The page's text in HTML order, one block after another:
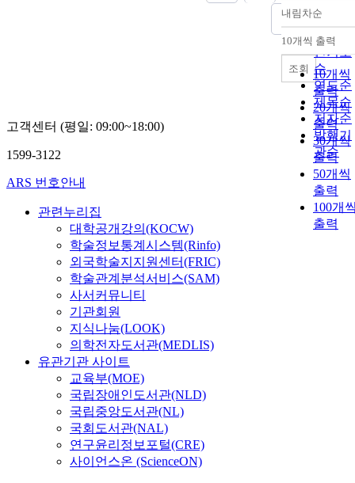
정확도
순
인기도
순
연도순
제목순
저자순
발행기
관순
내림차순
내림차
10개씩 출력
10개씩
출력
20개씩
출력
30개씩
출력
50개씩
출력
100개
출력
조회
고객센터 (평일: 09:00~18:00)
1599-3122
ARS 번호안내
관련누리집
대학공개강의(KOCW)
학술정보통계시스템(Rinfo)
외국학술지지원센터(FRIC)
학술관계분석서비스(SAM)
사서커뮤니티
기관회원
지식나눔(LOOK)
의학전자도서관(MEDLIS)
유관기관 사이트
교육부(MOE)
국립장애인도서관(NLD)
국립중앙도서관(NL)
국회도서관(NAL)
연구윤리정보포털(CRE)
사이언스온 (ScienceON)